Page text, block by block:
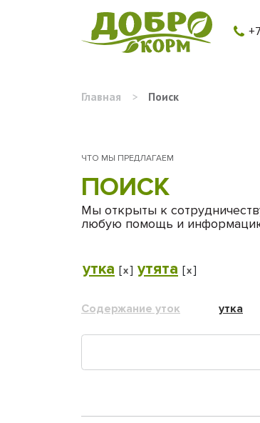
Главная > Поиск
ЧТО МЫ ПРЕДЛАГАЕМ
ПОИСК
Мы открыты к
любую помощь и
утка [x] утята [x]
Содержание уток утка